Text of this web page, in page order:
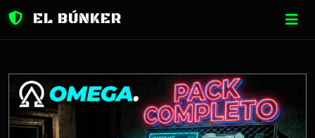
EL BÚNKER